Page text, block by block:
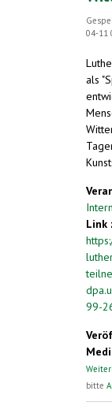
04-11
als
Link
99-
bitte